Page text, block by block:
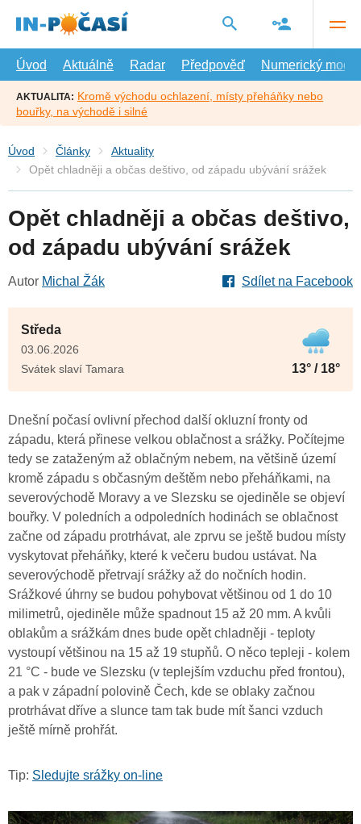
hlavní
Úvod
Aktuálně Radar Předpověď Numerický model
AKTUALITA: Kromě východu ochlazení, místy přeháňky nebo
bouřky, na východě i silné
Úvod Články
Aktuality
Opět chladněji a občas deštivo, od západu ubývání srážek
Opět chladněji a občas deštivo,
od západu ubývání srážek
Autor Michal Žák Sdílet na Facebook
Středa
03.06.2026
Svátek slaví Tamara
13° / 18°
Dnešní počasí ovlivní přechod další okluzní fronty od
západu, která přinese velkou oblačnost a srážky. Počítejme
tedy se zataženým až oblačným nebem, na většině území
kromě západu s občasným deštěm nebo přeháňkami, na
severovýchodě Moravy a ve Slezsku se ojediněle se objeví
bouřky. V poledních a odpoledních hodinách se oblačnost
začne od západu protrhávat, ale zprvu se ještě budou místy
vyskytovat přeháňky, které k večeru budou ustávat. Na
severovýchodě přetrvají srážky až do nočních hodin.
Srážkové úhrny se budou pohybovat většinou od 1 do 10
milimetrů, ojediněle může spadnout 15 až 20 mm. A kvůli
oblakům a srážkám dnes bude opět chladněji - teploty
vystoupí většinou na 15 až 19 stupňů. O něco tepleji - kolem
21 °C - bude ve Slezsku (v teplejším vzduchu před frontou),
a pak v západní polovině Čech, kde se oblaky začnou
protrhávat dříve a slunce tam tak bude mít šanci vzduch
ještě mírně prohřát.
Tip: Sledujte srážky on-line